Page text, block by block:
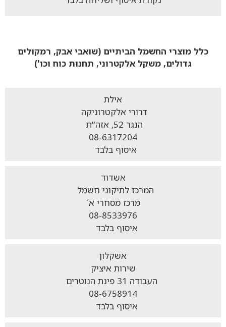
כלל מוצרי החשמל הביתיים (שואבי אבק, רמקולים
גדולים, משקל אלקטרוני, תחנות כוח וכו')
אילת
דרורי אלקטרוניקה
הנגר 52, אזה"ת
08-6317204
איסוף בלבד
אשדוד
המרכז לתיקוני חשמל
מרכז מסחרי א´
08-8533976
איסוף בלבד
אשקלון
שירות איציק
העבודה 31 פינת הנוטרים
08-6758914
איסוף בלבד